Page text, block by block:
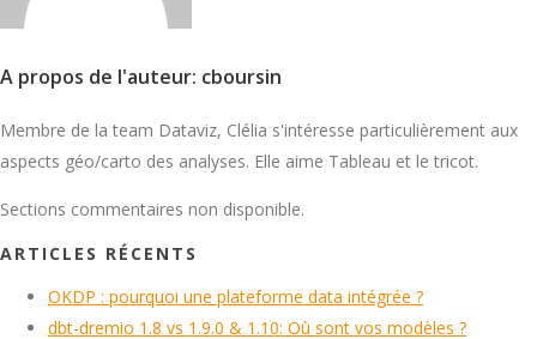
A propos de l'auteur: cboursin
Membre de la team Dataviz, Clélia s'intéresse particulièrement aux
aspects géo/carto des analyses. Elle aime Tableau et le tricot.
Sections commentaires non disponible.
ARTICLES RÉCENTS
OKDP : pourquoi une plateforme data intégrée ?
dbt-dremio 1.8 vs 1.9.0 & 1.10: Où sont vos modèles ?